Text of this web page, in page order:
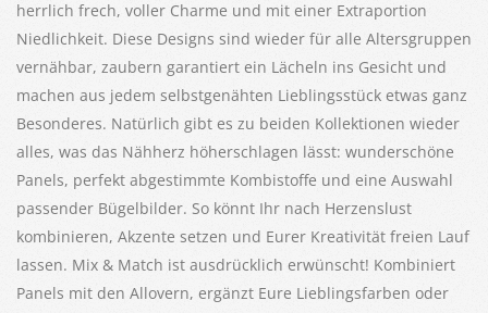
herrlich frech, voller Charme und mit einer Extraportion
Niedlichkeit. Diese Designs sind wieder für alle Altersgruppen
vernähbar, zaubern garantiert ein Lächeln ins Gesicht und
machen aus jedem selbstgenähten Lieblingsstück etwas ganz
Besonderes. Natürlich gibt es zu beiden Kollektionen wieder
alles, was das Nähherz höherschlagen lässt: wunderschöne
Panels, perfekt abgestimmte Kombistoffe und eine Auswahl
passender Bügelbilder. So könnt Ihr nach Herzenslust
kombinieren, Akzente setzen und Eurer Kreativität freien Lauf
lassen. Mix & Match ist ausdrücklich erwünscht! Kombiniert
Panels mit den Allovern, ergänzt Eure Lieblingsfarben oder